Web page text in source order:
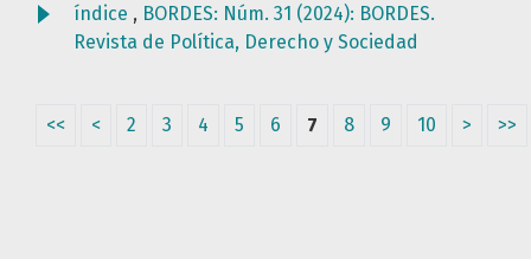
índice , BORDES: Núm. 31 (2024): BORDES.
Revista de Política, Derecho y Sociedad
<< < 2 3 4 5 6 7 8 9 10 > >>